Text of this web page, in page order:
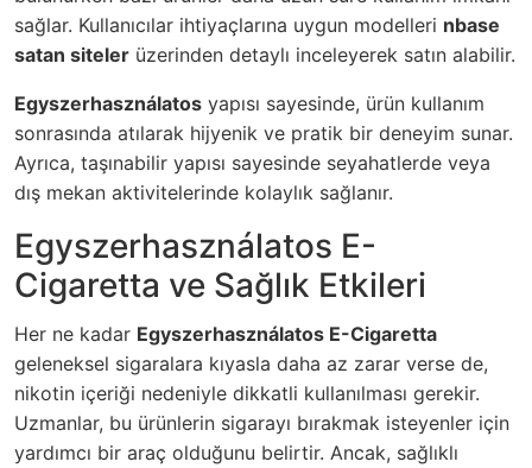
sağlar. Kullanıcılar ihtiyaçlarına uygun modelleri nbase
satan siteler üzerinden detaylı inceleyerek satın alabilir.
Egyszerhasználatos yapısı sayesinde, ürün kullanım
sonrasında atılarak hijyenik ve pratik bir deneyim sunar.
Ayrıca, taşınabilir yapısı sayesinde seyahatlerde veya
dış mekan aktivitelerinde kolaylık sağlanır.
Egyszerhasználatos E-
Cigaretta ve Sağlık Etkileri
Her ne kadar Egyszerhasználatos E-Cigaretta
geleneksel sigaralara kıyasla daha az zarar verse de,
nikotin içeriği nedeniyle dikkatli kullanılması gerekir.
Uzmanlar, bu ürünlerin sigarayı bırakmak isteyenler için
yardımcı bir araç olduğunu belirtir. Ancak, sağlıklı